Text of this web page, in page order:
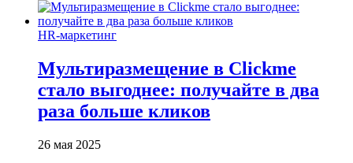
HR-маркетинг
Мультиразмещение в Clickme
стало выгоднее: получайте в два
раза больше кликов
26 мая 2025